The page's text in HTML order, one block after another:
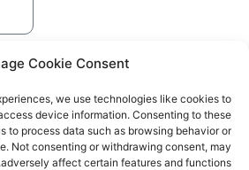
Cookie Consent
we use technologies like cookies to
device information. Consenting to these
to process data such as browsing behavior or
Not consenting or withdrawing consent, may
adversely affect certain features and functions.
האתר עוצב ונבנה ע"י
כל הזכויות שמורות ליובל